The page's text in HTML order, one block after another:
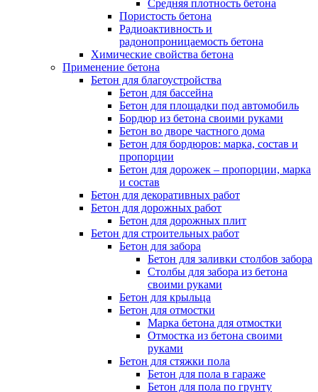
Средняя плотность бетона
Пористость бетона
Радиоактивность и
радонопроницаемость бетона
Химические свойства бетона
Применение бетона
Бетон для благоустройства
Бетон для бассейна
Бетон для площадки под автомобиль
Бордюр из бетона своими руками
Бетон во дворе частного дома
Бетон для бордюров: марка, состав и
пропорции
Бетон для дорожек – пропорции, марка
и состав
Бетон для декоративных работ
Бетон для дорожных работ
Бетон для дорожных плит
Бетон для строительных работ
Бетон для забора
Бетон для заливки столбов забора
Столбы для забора из бетона
своими руками
Бетон для крыльца
Бетон для отмостки
Марка бетона для отмостки
Отмостка из бетона своими
руками
Бетон для стяжки пола
Бетон для пола в гараже
Бетон для пола по грунту